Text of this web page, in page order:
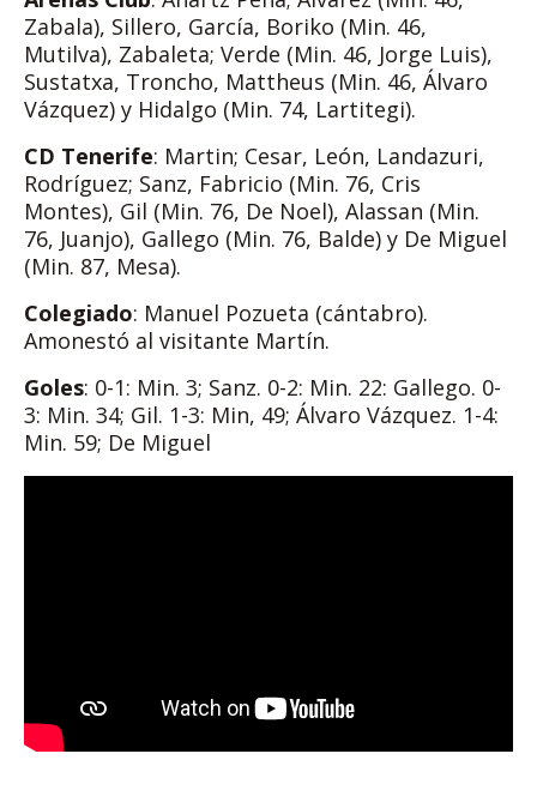
Zabala), Sillero, García, Boriko (Min. 46,
Mutilva), Zabaleta; Verde (Min. 46, Jorge Luis),
Sustatxa, Troncho, Mattheus (Min. 46, Álvaro
Vázquez) y Hidalgo (Min. 74, Lartitegi).
CD Tenerife: Martin; Cesar, León, Landazuri,
Rodríguez; Sanz, Fabricio (Min. 76, Cris
Montes), Gil (Min. 76, De Noel), Alassan (Min.
76, Juanjo), Gallego (Min. 76, Balde) y De Miguel
(Min. 87, Mesa).
Colegiado: Manuel Pozueta (cántabro).
Amonestó al visitante Martín.
Goles: 0-1: Min. 3; Sanz. 0-2: Min. 22: Gallego. 0-
3: Min. 34; Gil. 1-3: Min, 49; Álvaro Vázquez. 1-4:
Min. 59; De Miguel